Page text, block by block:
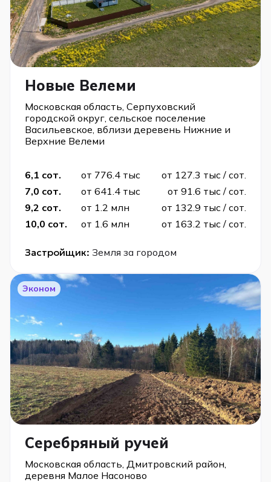
Новые Велеми
Московская область, Серпуховский
городской округ, сельское поселение
Васильевское, вблизи деревень Нижние и
Верхние Велеми
6,1 сот. от 776.4 тыс
от 127.3 тыс / сот.
7,0 сот.
от 641.4 тыс
от 91.6 тыс / сот.
9,2 сот.
от 1.2 млн
от 132.9 тыс / сот.
10,0 сот.
от 1.6 млн от 163.2 тыс / сот.
Застройщик: Земля за городом
Эконом
Серебряный ручей
Московская область, Дмитровский район,
деревня Малое Насоново